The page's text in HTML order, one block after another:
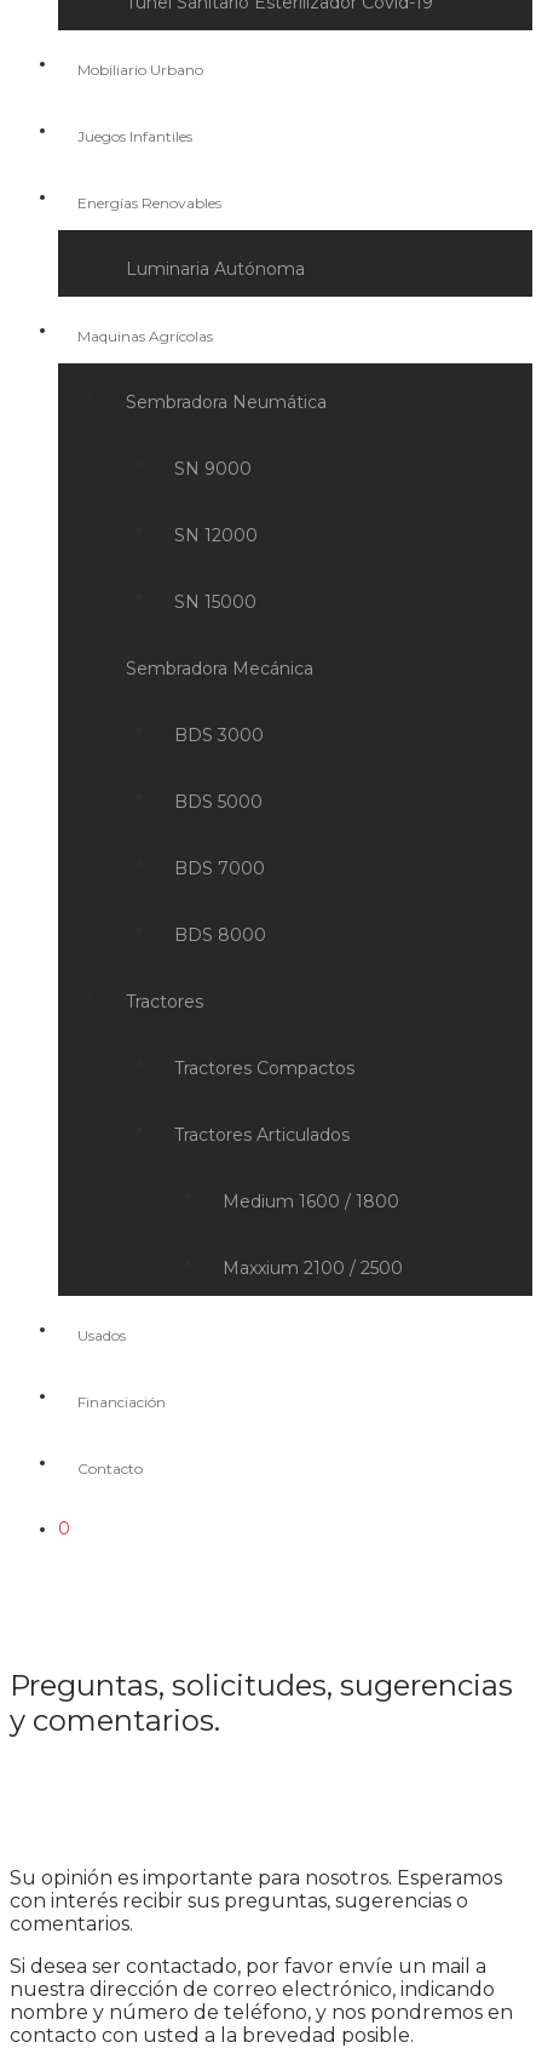
Mobiliario Urbano
Juegos Infantiles
Energías Renovables
Luminaria Autónoma
Maquinas Agrícolas
Sembradora Neumática
SN 9000
SN 12000
SN 15000
Sembradora Mecánica
BDS 3000
BDS 5000
BDS 7000
BDS 8000
Tractores
Tractores Compactos
Tractores Articulados
Medium 1600 / 1800
Maxxium 2100 / 2500
Usados
Financiación
Contacto
0
Preguntas, solicitudes, sugerencias
y comentarios.
Su opinión es importante para nosotros. Esperamos
con interés recibir sus preguntas, sugerencias o
comentarios.
Si desea ser contactado, por favor envíe un mail a
nuestra dirección de correo electrónico, indicando
nombre y número de teléfono, y nos pondremos en
contacto con usted a la brevedad posible.